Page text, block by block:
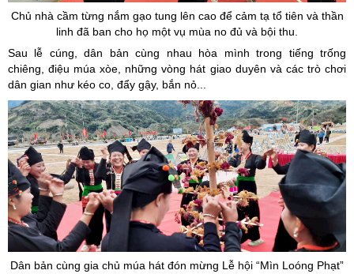
Chủ nhà cầm từng nắm gạo tung lên cao để cảm tạ tổ tiên và thần
linh đã ban cho họ một vụ mùa no đủ và bội thu.
Sau lễ cúng, dân bản cùng nhau hòa mình trong tiếng trống
chiêng, điệu múa xòe, những vòng hát giao duyên và các trò chơi
dân gian như kéo co, đẩy gậy, bắn nỏ...
Dân bản cùng gia chủ múa hát đón mừng Lễ hội “Mìn Loóng Phạt”